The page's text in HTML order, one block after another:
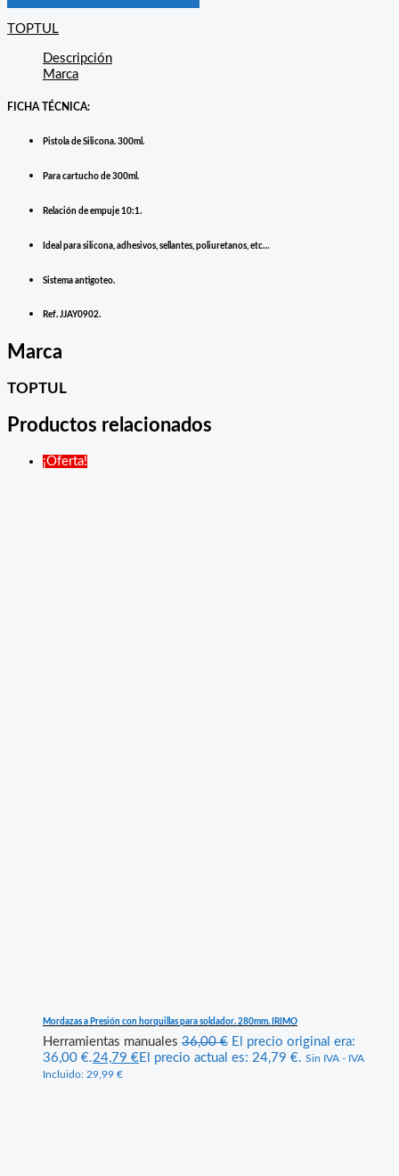
TOPTUL
Descripción
Marca
FICHA TÉCNICA:
Pistola de Silicona. 300ml.
Para cartucho de 300ml.
Relación de empuje 10:1.
Ideal para silicona, adhesivos, sellantes, poliuretanos, etc…
Sistema antigoteo.
Ref. JJAY0902.
Marca
TOPTUL
Productos relacionados
¡Oferta!
Mordazas a Presión con horquillas para soldador. 280mm. IRIMO
Herramientas manuales 36,00€ El precio original era:
36,00 €.24,79 €El precio actual es: 24,79 €. Sin IVA - IVA
Incluido: 29,99 €